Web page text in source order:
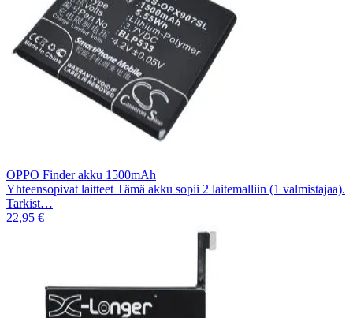
OPPO Finder akku 1500mAh
Yhteensopivat laitteet Tämä akku sopii 2 laitemalliin (1 valmistajaa).
Tarkist…
22,95 €